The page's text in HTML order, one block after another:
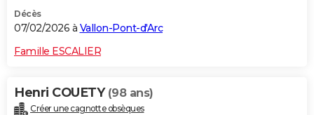
Décès
07/02/2026 à Vallon-Pont-d'Arc
Famille ESCALIER
Henri COUETY (98 ans)
Créer une cagnotte obsèques